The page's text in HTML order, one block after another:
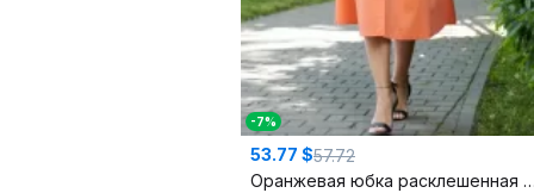
-7%
53.77 $57.72
Оранжевая юбка расклешенная